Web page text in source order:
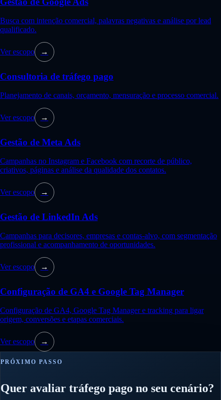
Busca com intenção comercial, palavras negativas e análise por lead
qualificado.
Ver escopo →
Consultoria de tráfego pago
Planejamento de canais, orçamento, mensuração e processo comercial.
Ver escopo →
Gestão de Meta Ads
Campanhas no Instagram e Facebook com recorte de público,
criativos, páginas e análise da qualidade dos contatos.
Ver escopo →
Gestão de LinkedIn Ads
Campanhas para decisores, empresas e contas-alvo, com segmentação
profissional e acompanhamento de oportunidades.
Ver escopo →
Configuração de GA4 e Google Tag Manager
Configuração de GA4, Google Tag Manager e tracking para ligar
origem, conversões e etapas comerciais.
Ver escopo →
PRÓXIMO PASSO
Quer avaliar tráfego pago no seu cenário?